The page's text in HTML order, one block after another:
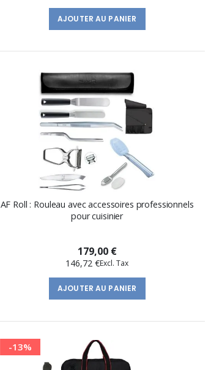
AJOUTER AU PANIER
AF Roll : Rouleau avec accessoires professionnels
pour cuisinier
179,00 €
146,72 €
AJOUTER AU PANIER
-13%